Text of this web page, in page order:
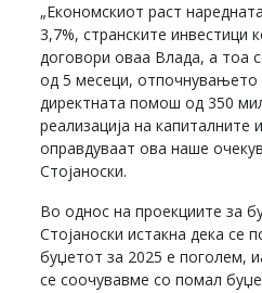
„Економскиот раст
3,7%, странските инвестици
договори оваа Влада, а тоа
од 5 месеци, отпочнувањето
директната помош од 350
реализација на капиталните
оправдуваат ова наше
Стојаноски.
Во однос на проекциите за
Стојаноски истакна дека се
буџетот за 2025 е поголем,
се соочувавме со помал